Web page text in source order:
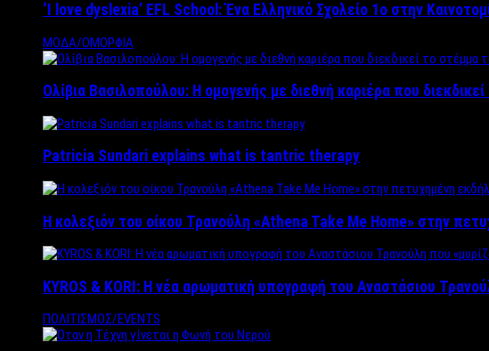
‘Ι love dyslexia’ EFL School: Ένα Ελληνικό Σχολείo 1ο στην
ΜΟΔΑ/ΟΜΟΡΦΙΑ
Ολίβια Βασιλοπούλου: Η ομογενής με διεθνή καριέρα που
Patricia Sundari explains what is tantric therapy
Η κολεξιόν του οίκου Τρανούλη «Athena Take Me Home» στην
KYROS & KORI: Η νέα αρωματική υπογραφή του Αναστάσιου
ΠΟΛΙΤΙΣΜΟΣ/EVENTS